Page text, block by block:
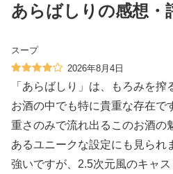
あらばしりの感想・
スープ
2026年8月4日
「あらばしり」は、もろみを搾
お酒の中でも特に貴重な存在で
重さのみで流れ出るこのお酒の
あるユニークな設定にも見られ
強いですが、2.5次元風のキャ